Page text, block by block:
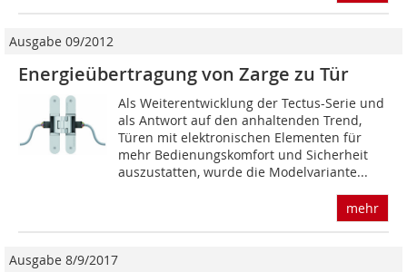
Ausgabe 09/2012
Energieübertragung von Zarge zu Tür
Als Weiterentwicklung der Tectus-Serie und
als Antwort auf den anhaltenden Trend,
Türen mit elektronischen Elementen für
mehr Bedienungskomfort und Sicherheit
auszustatten, wurde die Modelvariante...
mehr
Ausgabe 8/9/2017